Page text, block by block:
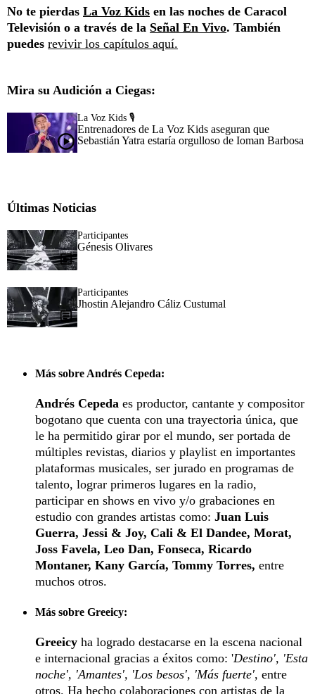
No te pierdas La Voz Kids en las noches de Caracol
Televisión o a través de la Señal En Vivo. También
puedes revivir los capítulos aquí.
Mira su Audición a Ciegas:
La Voz Kids 🎙️
Entrenadores de La Voz Kids aseguran que
Sebastián Yatra estaría orgulloso de Ioman Barbosa
Últimas Noticias
Participantes
Génesis Olivares
Participantes
Jhostin Alejandro Cáliz Custumal
Más sobre Andrés Cepeda:
Andrés Cepeda es productor, cantante y compositor
bogotano que cuenta con una trayectoria única, que
le ha permitido girar por el mundo, ser portada de
múltiples revistas, diarios y playlist en importantes
plataformas musicales, ser jurado en programas de
talento, lograr primeros lugares en la radio,
participar en shows en vivo y/o grabaciones en
estudio con grandes artistas como: Juan Luis
Guerra, Jessi & Joy, Cali & El Dandee, Morat,
Joss Favela, Leo Dan, Fonseca, Ricardo
Montaner, Kany García, Tommy Torres, entre
muchos otros.
Más sobre Greeicy:
Greeicy ha logrado destacarse en la escena nacional
e internacional gracias a éxitos como: 'Destino', 'Esta
noche', 'Amantes', 'Los besos', 'Más fuerte', entre
otros. Ha hecho colaboraciones con artistas de la